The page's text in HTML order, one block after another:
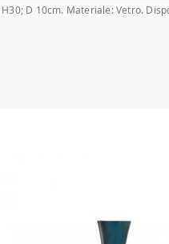
D 10cm. Materiale: Vetro.